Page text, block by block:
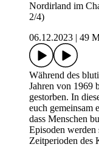
Nordirland im
2/4)
06.12.2023
49
Während des
Jahren von 1969
gestorben. In
euch gemeinsam
dass Menschen
Episoden werden
Zeitperioden des